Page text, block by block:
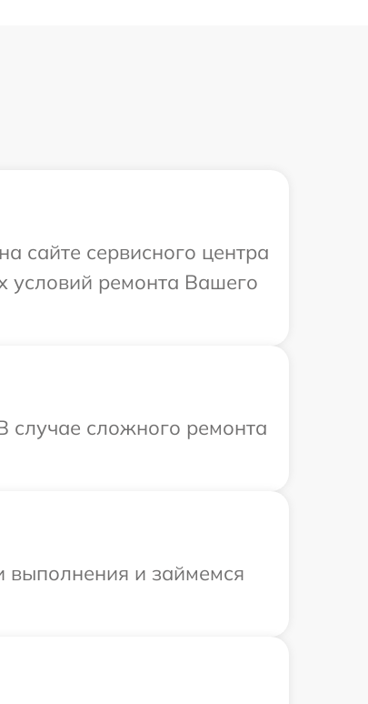
сайте сервисного центра
условий ремонта Вашего
случае сложного ремонта
выполнения и займемся